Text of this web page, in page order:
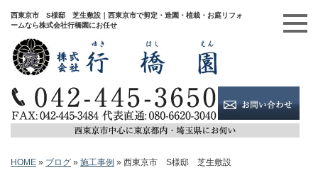
西東京市 S様邸 芝生敷設｜西東京市で剪定・造園・植栽・お庭リフォ
ームなら株式会社行橋園にお任せ
HOME » ブログ » 施工事例 » 西東京市 S様邸 芝生敷設